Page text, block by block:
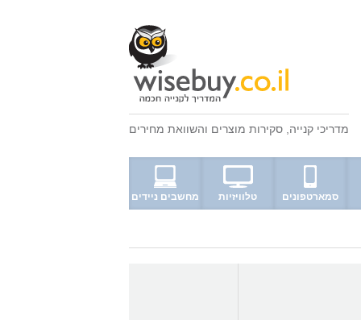
מדריכי קנייה סקירות מוצרים והשוואת מחירים
סמארטפונים טלוויזיות מחשבים ניידים